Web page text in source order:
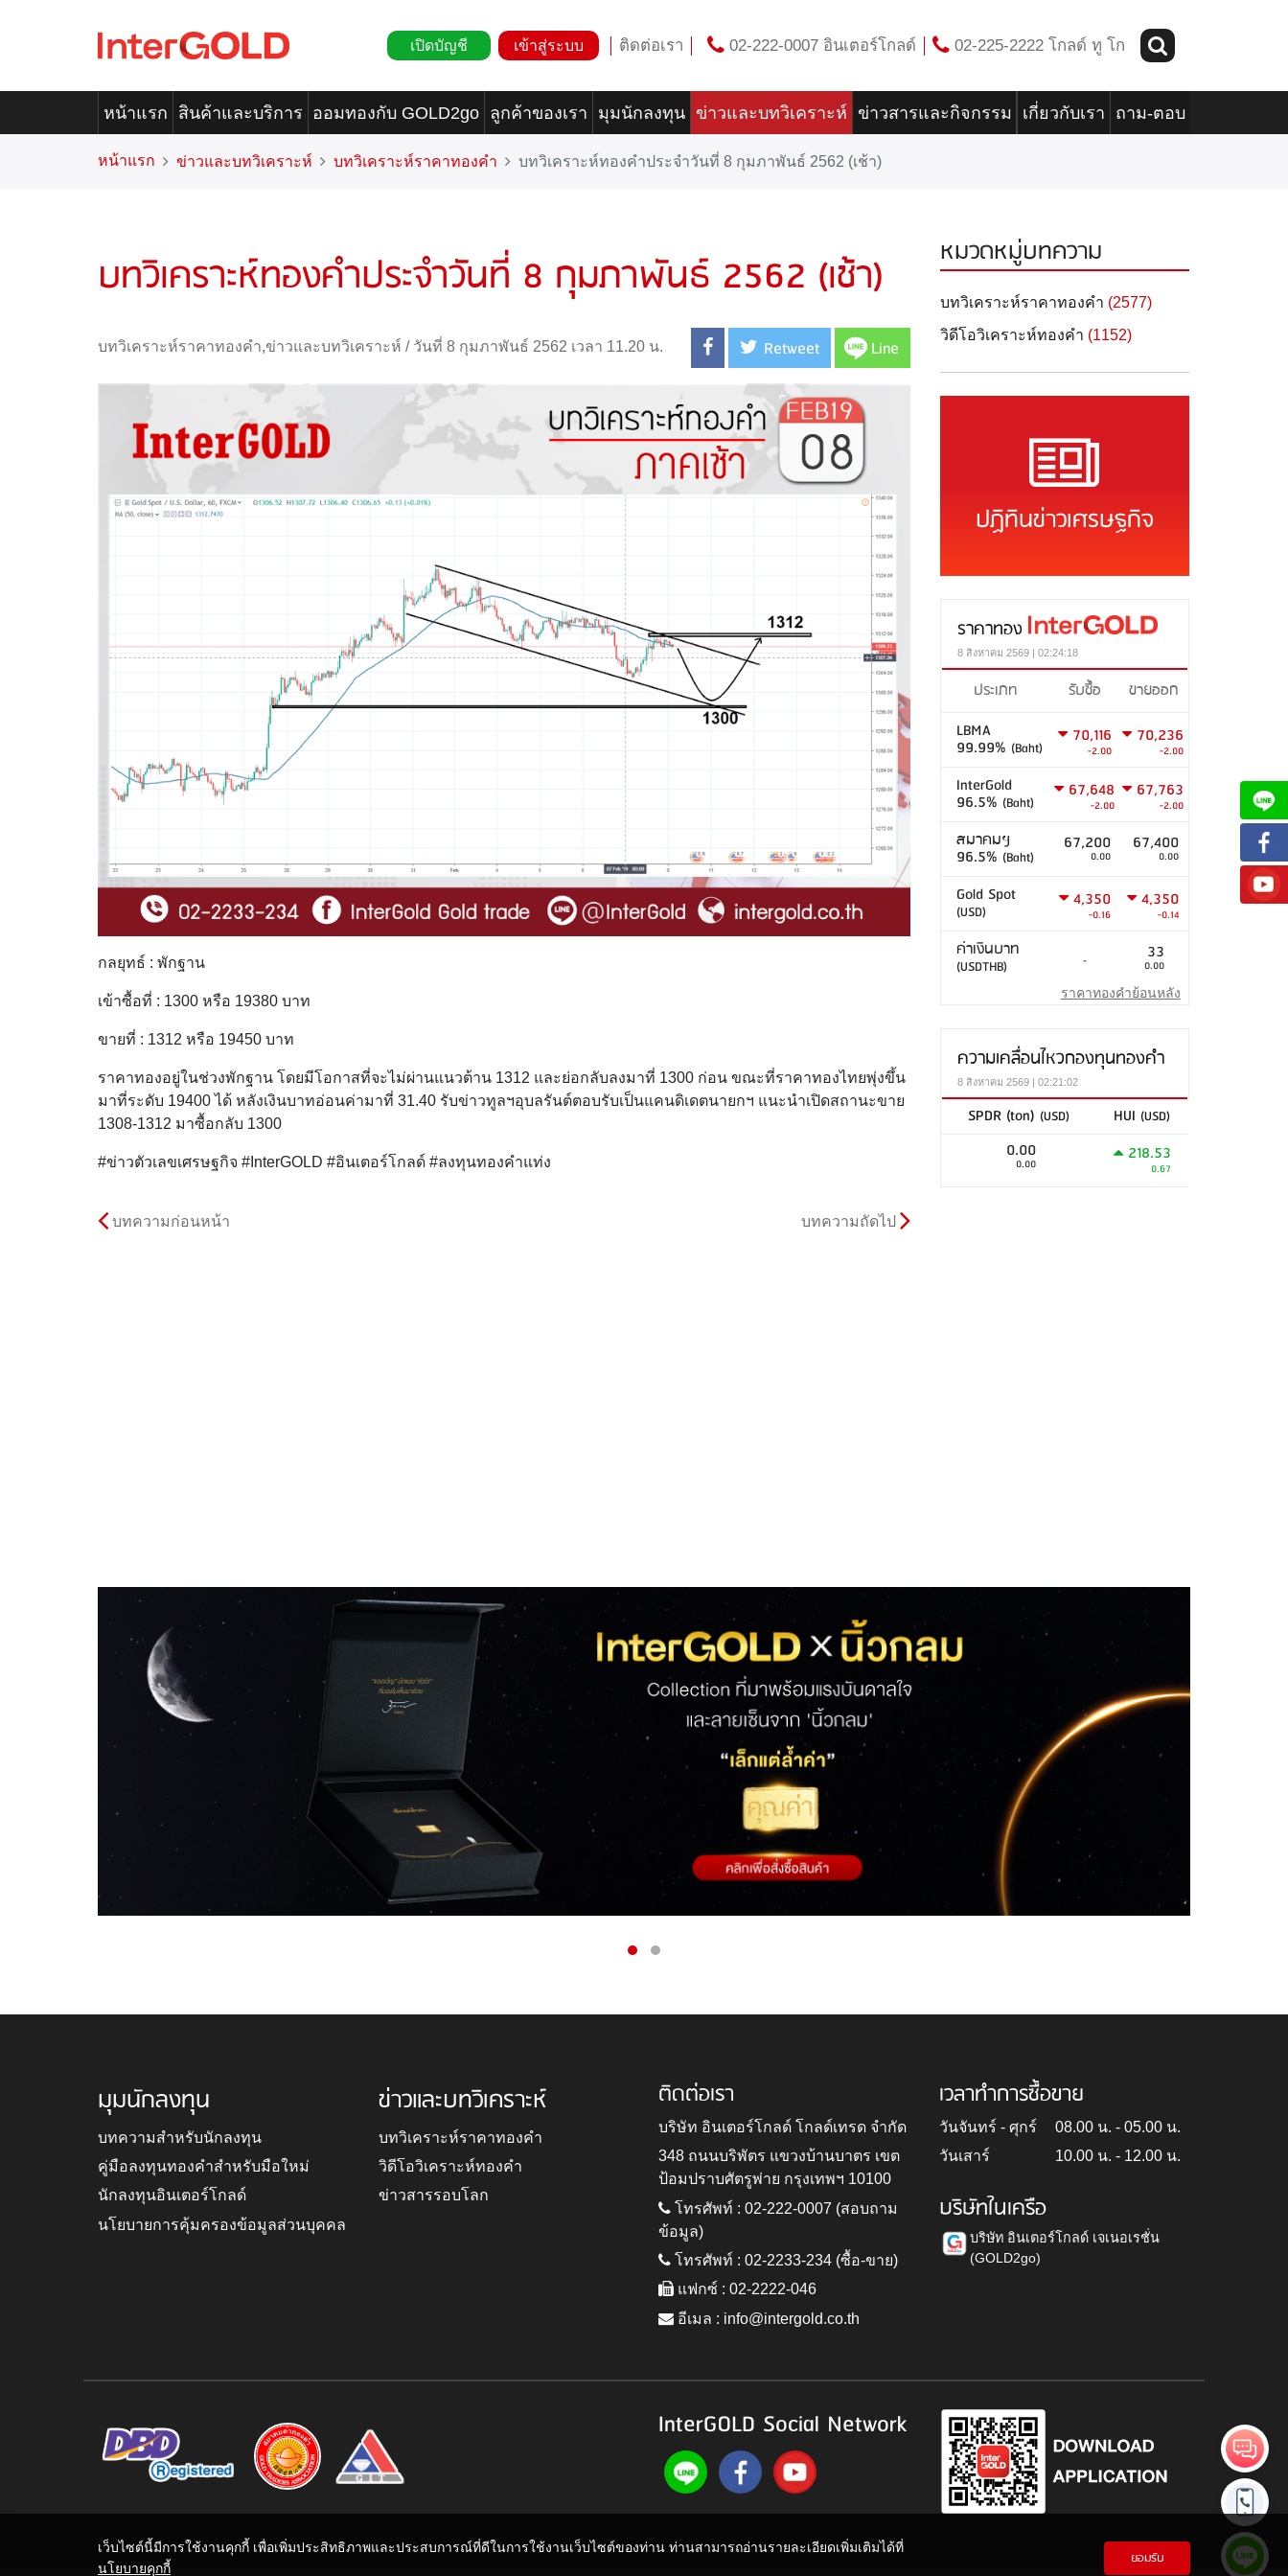
เปิดบัญชี เข้าสู่ระบบ ติดต่อเรา 02-222-0007 อินเตอร์โกลด์ 02-225-2222 โกลด์ ทู โก
หน้าแรก สินค้าและบริการ ออมทองกับ GOLD2go ลูกค้าของเรา มุมนักลงทุน ข่าวและบทวิเคราะห์ ข่าวสารและกิจกรรม เกี่ยวกับเรา ถาม-ตอบ
หน้าแรก ข่าวและบทวิเคราะห์ บทวิเคราะห์ราคาทองคำ บทวิเคราะห์ทองคำประจำวันที่ 8 กุมภาพันธ์ 2562 (เช้า)
บทวิเคราะห์ทองคำประจำวันที่ 8 กุมภาพันธ์ 2562 (เช้า)
บทวิเคราะห์ราคาทองคำ,ข่าวและบทวิเคราะห์ / วันที่ 8 กุมภาพันธ์ 2562 เวลา 11.20 น. Retweet Line
กลยุทธ์ : พักฐาน
เข้าซื้อที่ : 1300 หรือ 19380 บาท
ขายที่ : 1312 หรือ 19450 บาท
ราคาทองอยู่ในช่วงพักฐาน โดยมีโอกาสที่จะไม่ผ่านแนวต้าน 1312 และย่อกลับลงมาที่ 1300 ก่อน ขณะที่ราคาทองไทยพุ่งขึ้น
มาที่ระดับ 19400 ได้ หลังเงินบาทอ่อนค่ามาที่ 31.40 รับข่าวทูลฯอุบลรันต์ตอบรับเป็นแคนดิเดตนายกฯ แนะนำเปิดสถานะขาย
1308-1312 มาซื้อกลับ 1300
#ข่าวตัวเลขเศรษฐกิจ #InterGOLD #อินเตอร์โกลด์ #ลงทุนทองคำแท่ง
บทความก่อนหน้า บทความถัดไป
หมวดหมู่บทความ
บทวิเคราะห์ราคาทองคำ (2577)
วิดีโอวิเคราะห์ทองคำ (1152)
ปฏิทินข่าวเศรษฐกิจ
ราคาทอง
8 สิงหาคม 2569 | 02:24:18
ประเภท รับซื้อ
ขายออก
LBMA
99.99% (Baht)
70,116
-2.00
70,236
-2.00
InterGold
96.5% (Baht)
67,648
-2.00
67,763
-2.00
สมาคมฯ
96.5% (Baht)
67,200
0.00
67,400
0.00
Gold Spot
(USD)
4,350
-0.16
4,350
-0.14
ค่าเงินบาท
(USDTHB) - 33
0.00
ราคาทองคำย้อนหลัง
ความเคลื่อนไหวกองทุนทองคำ
8 สิงหาคม 2569 | 02:21:02
SPDR (ton) (USD) HUI (USD)
0.00
0.00 218.53
0.67
มุมนักลงทุน
บทความสำหรับนักลงทุน
คู่มือลงทุนทองคำสำหรับมือใหม่
นักลงทุนอินเตอร์โกลด์
นโยบายการคุ้มครองข้อมูลส่วนบุคคล
ข่าวและบทวิเคราะห์
บทวิเคราะห์ราคาทองคำ
วิดีโอวิเคราะห์ทองคำ
ข่าวสารรอบโลก
ติดต่อเรา
บริษัท อินเตอร์โกลด์ โกลด์เทรด จำกัด
348 ถนนบริพัตร แขวงบ้านบาตร เขต
ป้อมปราบศัตรูพ่าย กรุงเทพฯ 10100
โทรศัพท์ : 02-222-0007 (สอบถาม
ข้อมูล)
โทรศัพท์ : 02-2233-234 (ซื้อ-ขาย)
แฟกซ์ : 02-2222-046
อีเมล : info@intergold.co.th
เวลาทำการซื้อขาย
วันจันทร์ - ศุกร์
08.00 น. - 05.00 น.
วันเสาร์
10.00 น. - 12.00 น.
บริษัทในเครือ
บริษัท อินเตอร์โกลด์ เจเนอเรชั่น
(GOLD2go)
InterGOLD Social Network
เว็บไซต์นี้มีการใช้งานคุกกี้ เพื่อเพิ่มประสิทธิภาพและประสบการณ์ที่ดีในการใช้งานเว็บไซต์ของท่าน ท่านสามารถอ่านรายละเอียดเพิ่มเติมได้ที่
นโยบายคุกกี้
ยอมรับ